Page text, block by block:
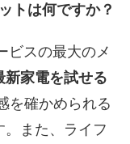
トは何ですか？
ビスの最大のメ
新家電を試せる
を確かめられる
また、ライフ